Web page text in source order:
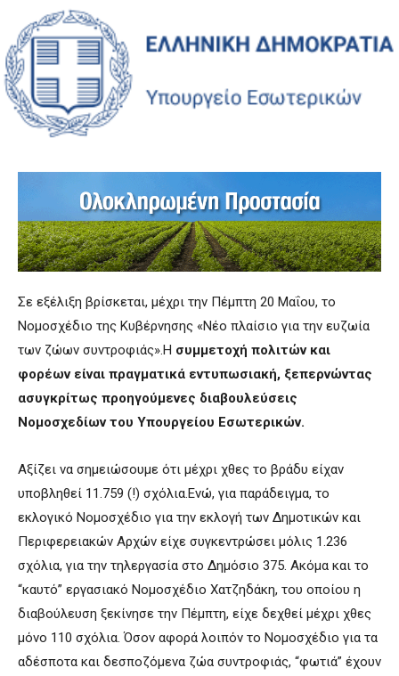
Σε εξέλιξη βρίσκεται, μέχρι την Πέμπτη 20 Μαΐου, το
Νομοσχέδιο της Κυβέρνησης «Νέο πλαίσιο για την ευζωία
των ζώων συντροφιάς».Η συμμετοχή πολιτών και
φορέων είναι πραγματικά εντυπωσιακή, ξεπερνώντας
ασυγκρίτως προηγούμενες διαβουλεύσεις
Νομοσχεδίων του Υπουργείου Εσωτερικών.
Αξίζει να σημειώσουμε ότι μέχρι χθες το βράδυ είχαν
υποβληθεί 11.759 (!) σχόλια.Ενώ, για παράδειγμα, το
εκλογικό Νομοσχέδιο για την εκλογή των Δημοτικών και
Περιφερειακών Αρχών είχε συγκεντρώσει μόλις 1.236
σχόλια, για την τηλεργασία στο Δημόσιο 375. Ακόμα και το
“καυτό” εργασιακό Νομοσχέδιο Χατζηδάκη, του οποίου η
διαβούλευση ξεκίνησε την Πέμπτη, είχε δεχθεί μέχρι χθες
μόνο 110 σχόλια. Όσον αφορά λοιπόν το Νομοσχέδιο για τα
αδέσποτα και δεσποζόμενα ζώα συντροφιάς, “φωτιά” έχουν